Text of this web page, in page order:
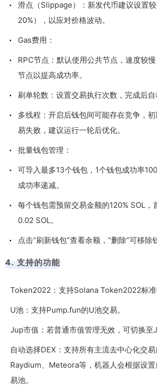
滑点（Slippage）：新发代币建议设置
20%），以应对价格波动。
Gas费用：
RPC节点：默认使用公共节点，速度较
节点以提高成功率。
刷单轮数：设置交易执行次数，完成后自
多线程：开启后钱包间可能存在竞争，
易失败，建议运行一轮后优化。
批量钱包管理：
可导入最多13个钱包，1个钱包成功率
成功率递减。
每个钱包需预留交易金额的120% SOL，
0.02 SOL。
点击“刷新钱包”查看余额，“删除”可移除
4. 支持的功能
Token2022：支持Solana Token2022标准
U池：支持Pump.fun的U池交易。
Jup市值：若普通市值管理无效，可切换至
自动选择DEX：支持所有主流去中心化交
Raydium、Meteora等，机器人会根据设
易池。